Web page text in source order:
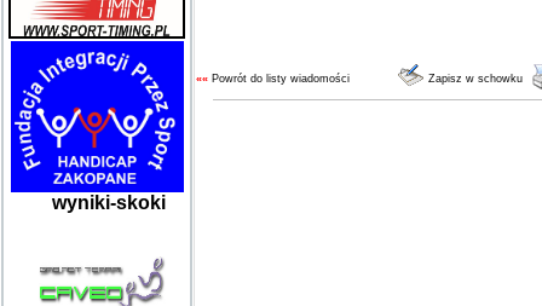
wyniki-skoki
«« Powrót do listy wiadomości Zapisz w schowku